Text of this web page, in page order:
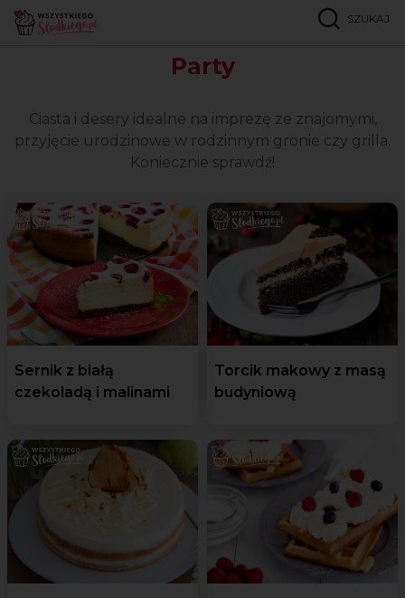
SZUKAJ
Strona główna
Party
Ciasta i desery idealne na imprezę ze znajomymi,
przyjęcie urodzinowe w rodzinnym gronie czy grilla.
Koniecznie sprawdź!
Sernik z białą
czekoladą i malinami
Torcik makowy z masą
budyniową